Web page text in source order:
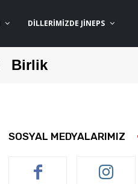
DILLERIMIZDE JİNEPS
Birlik
SOSYAL MEDYALARIMIZ